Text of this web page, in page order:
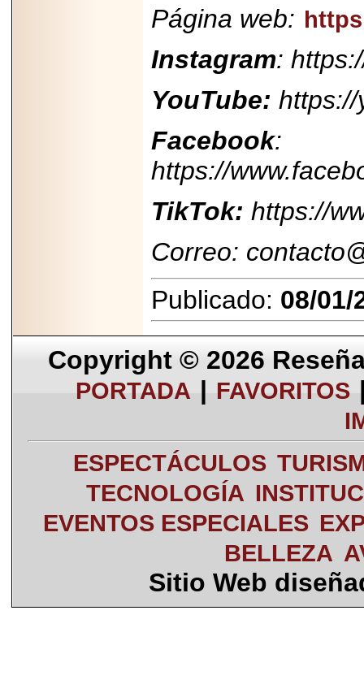
Página web:
Instagram:
YouTube:
Facebook:
https://
TikTok: https://
Correo:
Publicado: 08/01/
Copyright © 2026
PORTADA | FAVORITOS
ESPECTÁCULOS
TECNOLOGÍA
EVENTOS ESPECIALES
BELLEZA
Sitio Web